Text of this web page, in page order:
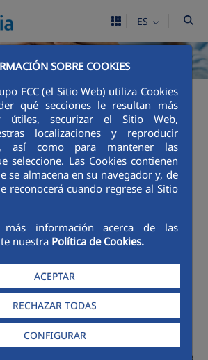
SOBRE COOKIES
FCC (el Sitio Web) utiliza Cookies
qué secciones le resultan más
útiles, securizar el Sitio Web,
localizaciones y reproducir
así como para mantener las
seleccione. Las Cookies contienen
se almacena en su navegador y, de
reconocerá cuando regrese al Sitio
más información acerca de las
nuestra Política de Cookies.
ACEPTAR
RECHAZAR TODAS
CONFIGURAR
ES
de acción
social
social Ayto. de
la Cruz
de la Cruz disponen de la
a distintas bonificaciones en